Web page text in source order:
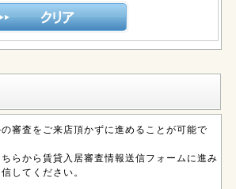
審査をご来店頂かずに進めることが可能で
らから賃貸入居審査情報送信フォームに進み
してください。